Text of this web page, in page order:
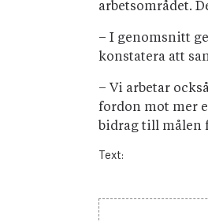
arbetsområdet.
– I genomsnitt
konstatera att
– Vi arbetar
fordon mot mer
bidrag till målen
Text: